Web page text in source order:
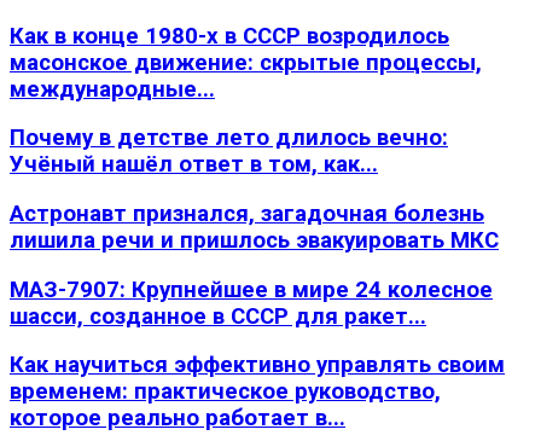
Как в конце 1980-х в СССР возродилось
масонское движение: скрытые процессы,
международные...
Почему в детстве лето длилось вечно:
Учёный нашёл ответ в том, как...
Астронавт признался, загадочная болезнь
лишила речи и пришлось эвакуировать МКС
МАЗ-7907: Крупнейшее в мире 24 колесное
шасси, созданное в СССР для ракет...
Как научиться эффективно управлять своим
временем: практическое руководство,
которое реально работает в...